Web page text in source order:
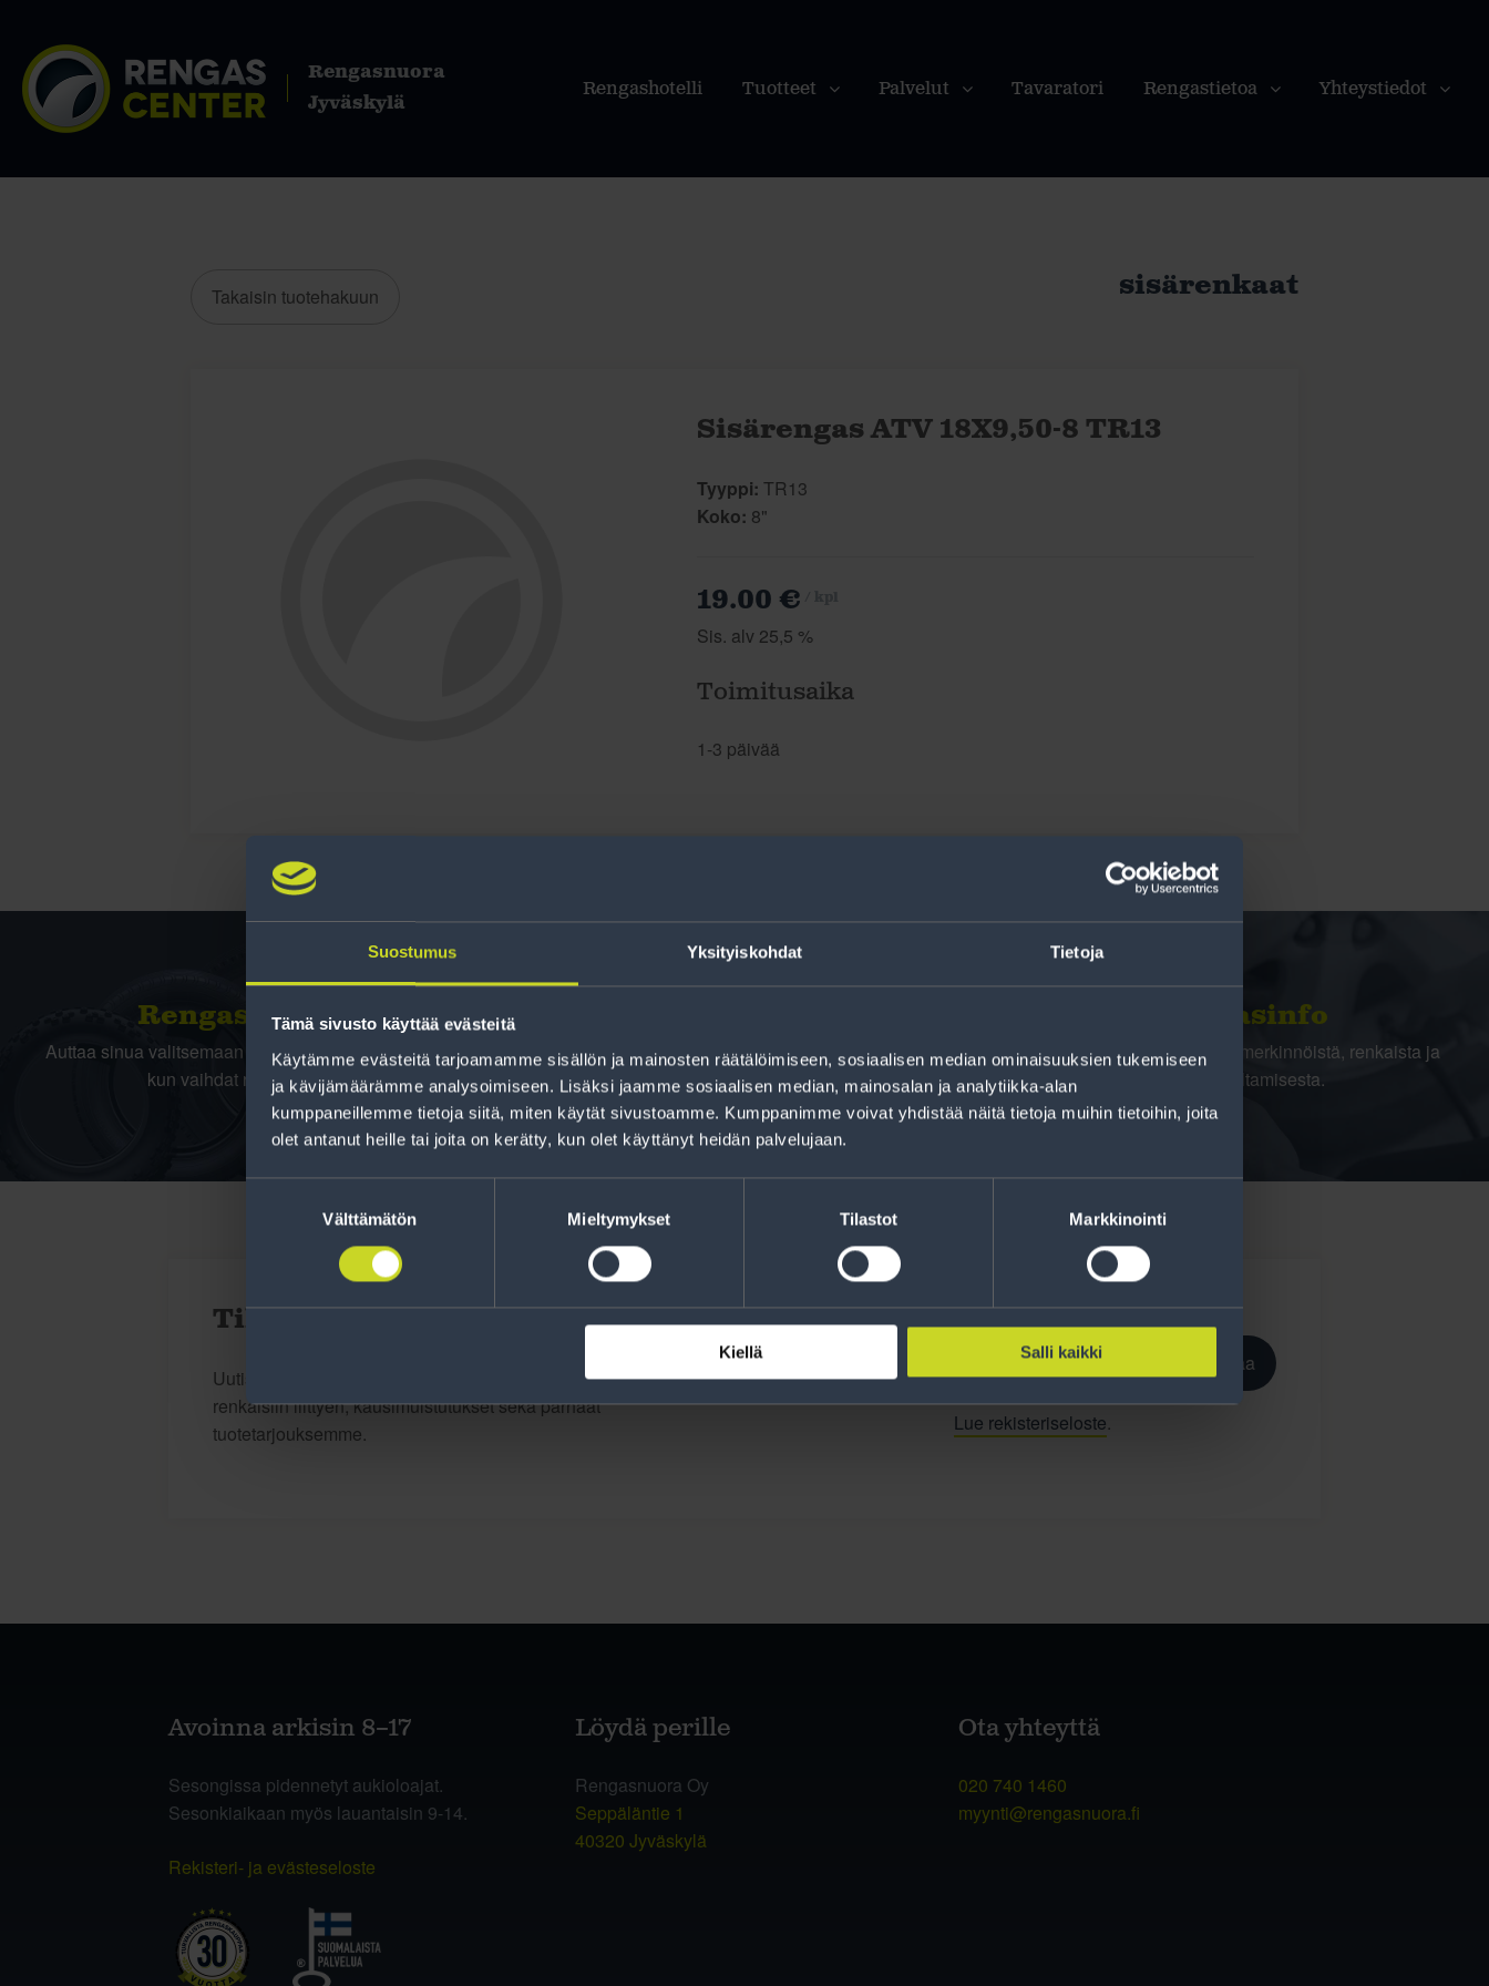
Suostumus Yksityiskohdat Tietoja
Tämä sivusto käyttää evästeitä
Käytämme evästeitä tarjoamamme sisällön ja mainosten räätälöimiseen, sosiaalisen median ominaisuuksien tukemiseen
ja kävijämäärämme analysoimiseen. Lisäksi jaamme sosiaalisen median, mainosalan ja analytiikka-alan
kumppaneillemme tietoja siitä, miten käytät sivustoamme. Kumppanimme voivat yhdistää näitä tietoja muihin tietoihin, joita
olet antanut heille tai joita on kerätty, kun olet käyttänyt heidän palvelujaan.
Välttämätön Mieltymykset Tilastot Markkinointi
Kiellä Salli kaikki
Rengasnuora
Jyväskylä
Rengashotelli Tuotteet Palvelut Tavaratori Rengastietoa Yhteystiedot
Takaisin tuotehakuun sisärenkaat
Sisärengas ATV 18X9,50-8 TR13
Tyyppi: TR13
Koko: 8"
19.00 €
Sis. alv 25,5 %
Toimitusaika
1-3 päivää
Rengas­laskuri
Auttaa sinua valitsemaan oikean kokoisen renkaan,
kun vaihdat rengaskokoa.
Tee ostoksesi RengasCenter-tilillä. Saat
maksuaikaa renkaillesi.
Rengasinfo
Tavallisen ihmisen tietoa merkinnöistä, renkaista ja
niiden huoltamisesta.
Tilaa uutiskirje
Uutiskirjeessä saat autonomistajan ajankohtaista tietoa
renkaisiin liittyen, kausimuistutukset sekä parhaat
tuotetarjouksemme.
Tilaa
Lue rekisteriseloste.
Avoinna arkisin 8–17
Sesongissa pidennetyt aukioloajat.
Sesonkiaikaan myös lauantaisin 9-14.
Rekisteri- ja evästeseloste
Löydä perille
Rengasnuora Oy
Seppäläntie 1
40320 Jyväskylä
Ota yhteyttä
020 740 1460
myynti@rengasnuora.fi